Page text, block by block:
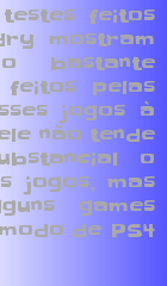
feitos
mostram
bastante
pelas
jogos à
não tende
o
jogos, mas
games
de PS4